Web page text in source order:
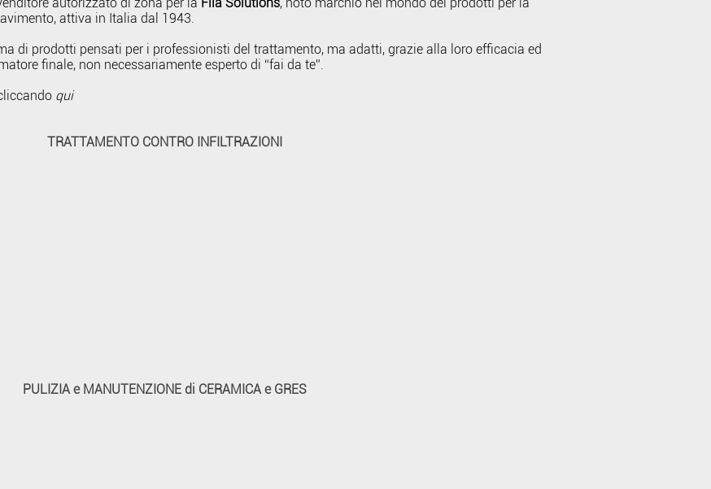
attiva in Italia dal 1943.
di prodotti pensati per i professionisti del trattamento, ma adatti, grazie alla loro efficacia ed
finale, non necessariamente esperto di “fai da te”.
qui
TRATTAMENTO CONTRO INFILTRAZIONI
PULIZIA e MANUTENZIONE di CERAMICA e GRES